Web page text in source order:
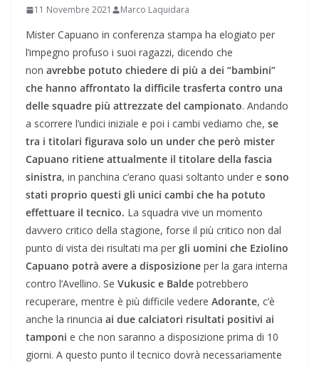
11 Novembre 2021 Marco Laquidara
Mister Capuano in conferenza stampa ha elogiato per
l’impegno profuso i suoi ragazzi, dicendo che
non avrebbe potuto chiedere di più a dei “bambini”
che hanno affrontato la difficile trasferta contro una
delle squadre più attrezzate del campionato. Andando
a scorrere l’undici iniziale e poi i cambi vediamo che, se
tra i titolari figurava solo un under che però mister
Capuano ritiene attualmente il titolare della fascia
sinistra, in panchina c’erano quasi soltanto under e sono
stati proprio questi gli unici cambi che ha potuto
effettuare il tecnico. La squadra vive un momento
davvero critico della stagione, forse il più critico non dal
punto di vista dei risultati ma per gli uomini che Eziolino
Capuano potrà avere a disposizione per la gara interna
contro l’Avellino. Se Vukusic e Balde potrebbero
recuperare, mentre è più difficile vedere Adorante, c’è
anche la rinuncia ai due calciatori risultati positivi ai
tamponi e che non saranno a disposizione prima di 10
giorni. A questo punto il tecnico dovrà necessariamente